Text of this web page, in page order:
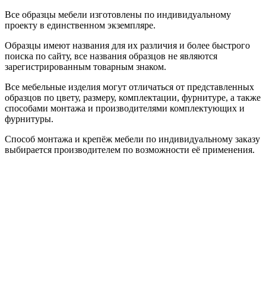
Все образцы мебели изготовлены по индивидуальному
проекту в единственном экземпляре.
Образцы имеют названия для их различия и более быстрого
поиска по сайту, все названия образцов не являются
зарегистрированным товарным знаком.
Все мебельные изделия могут отличаться от представленных
образцов по цвету, размеру, комплектации, фурнитуре, а также
способами монтажа и производителями комплектующих и
фурнитуры.
Способ монтажа и крепёж мебели по индивидуальному заказу
выбирается производителем по возможности её применения.